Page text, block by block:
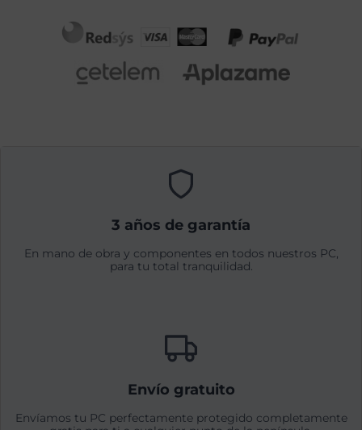
3 años de garantía
En mano de obra y componentes en todos nuestros PC,
para tu total tranquilidad.
Envío gratuito
Envíamos tu PC perfectamente protegido completamente